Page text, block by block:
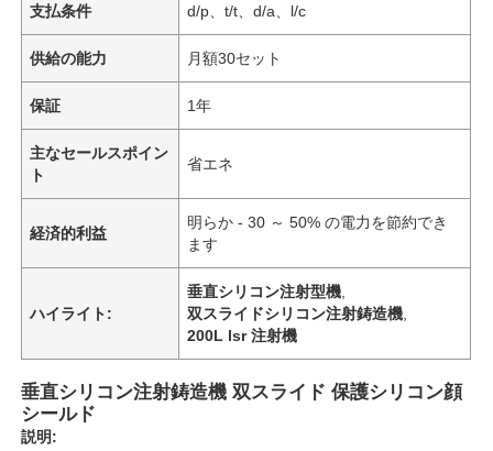
支払条件 d/p、t/t、d/a、l/c
供給の能力 月額30セット
保証 1年
主なセールスポイン
ト
省エネ
経済的利益
明らか - 30 ～ 50% の電力を節約でき
ます
ハイライト:
垂直シリコン注射型機
双スライドシリコン注射鋳造機
200L lsr 注射機
垂直シリコン注射鋳造機 双スライド 保護シリコン顔
シールド
説明: